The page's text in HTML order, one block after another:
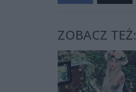
ZOBACZ TEŻ: